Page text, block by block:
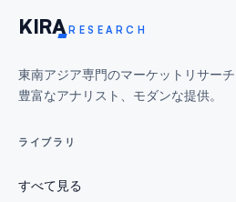
KIRA RESEARCH
東南アジア専門のマーケットリサー
豊富なアナリスト、モダンな提供。
ライブラリ
すべて見る